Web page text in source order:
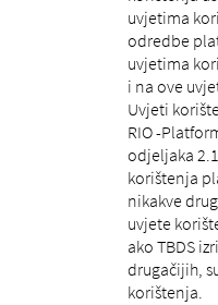
uvjetima
odredbe
uvjetima
i na ove
Uvjeti
RIO -
odjeljaka
korištenja
nikakve
uvjete
ako TBDS
drugačijih,
korištenja.